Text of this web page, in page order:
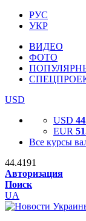
РУС
УКР
ВИДЕО
ФОТО
USD
USD
EUR
Все курсы
44.4191
Авторизация
Поиск
UA